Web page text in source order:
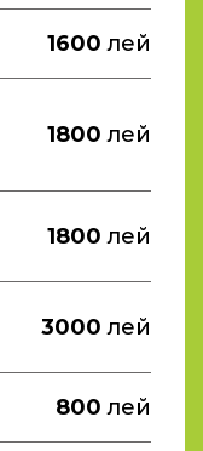
1600 лей
1800 лей
1800 лей
3000 лей
800 лей